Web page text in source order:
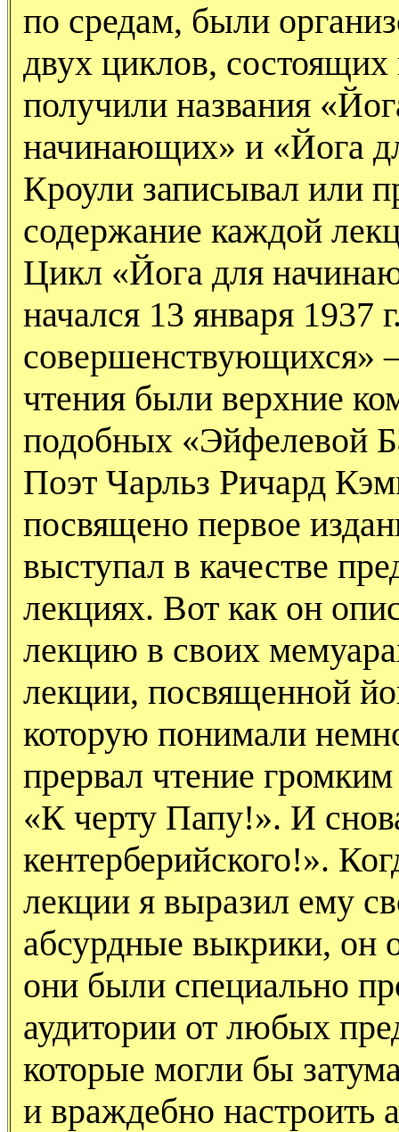
по средам, были
двух циклов,
получили названия
начинающих» и «Йога
Кроули записывал или
содержание каждой
Цикл «Йога для
начался 13 января 1937
совершенствующихся»
чтения были верхние
подобных «Эйфелевой
Поэт Чарльз Ричард
посвящено первое
выступал в качестве
лекциях. Вот как он
лекцию в своих
лекции, посвященной
которую понимали
прервал чтение
«К черту Папу!». И
кентерберийского!».
лекции я выразил ему
абсурдные выкрики, он
они были специально
аудитории от любых
которые могли бы
и враждебно настроить